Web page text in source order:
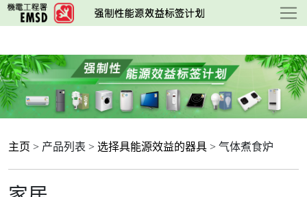
跳
至
要
内
容
主页 > 产品列表 > 选择具能源效益的器具 > 气体煮食炉